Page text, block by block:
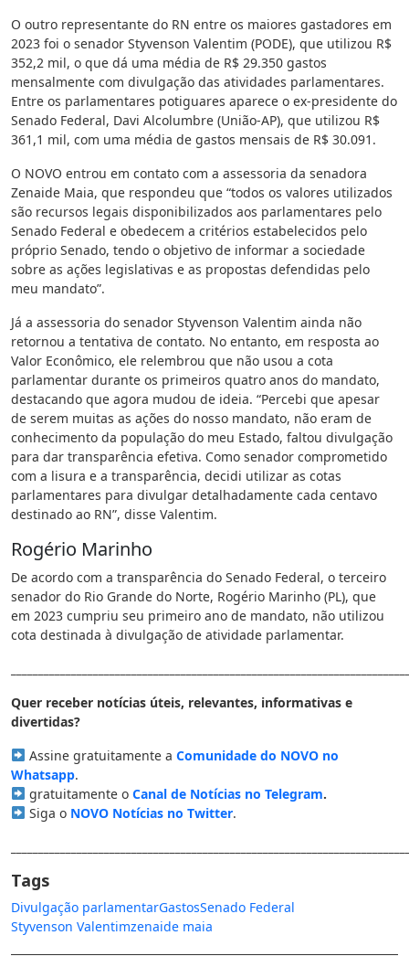
O outro representante do RN entre os maiores gastadores em
2023 foi o senador Styvenson Valentim (PODE), que utilizou R$
352,2 mil, o que dá uma média de R$ 29.350 gastos
mensalmente com divulgação das atividades parlamentares.
Entre os parlamentares potiguares aparece o ex-presidente do
Senado Federal, Davi Alcolumbre (União-AP), que utilizou R$
361,1 mil, com uma média de gastos mensais de R$ 30.091.
O NOVO entrou em contato com a assessoria da senadora
Zenaide Maia, que respondeu que “todos os valores utilizados
são recursos legais disponibilizados aos parlamentares pelo
Senado Federal e obedecem a critérios estabelecidos pelo
próprio Senado, tendo o objetivo de informar a sociedade
sobre as ações legislativas e as propostas defendidas pelo
meu mandato”.
Já a assessoria do senador Styvenson Valentim ainda não
retornou a tentativa de contato. No entanto, em resposta ao
Valor Econômico, ele relembrou que não usou a cota
parlamentar durante os primeiros quatro anos do mandato,
destacando que agora mudou de ideia. “Percebi que apesar
de serem muitas as ações do nosso mandato, não eram de
conhecimento da população do meu Estado, faltou divulgação
para dar transparência efetiva. Como senador comprometido
com a lisura e a transparência, decidi utilizar as cotas
parlamentares para divulgar detalhadamente cada centavo
destinado ao RN”, disse Valentim.
Rogério Marinho
De acordo com a transparência do Senado Federal, o terceiro
senador do Rio Grande do Norte, Rogério Marinho (PL), que
em 2023 cumpriu seu primeiro ano de mandato, não utilizou
cota destinada à divulgação de atividade parlamentar.
Quer receber notícias úteis, relevantes, informativas e
divertidas?
Assine gratuitamente a Comunidade do NOVO no
Whatsapp.
gratuitamente o Canal de Notícias no Telegram.
Siga o NOVO Notícias no Twitter.
Tags
Divulgação parlamentarGastosSenado Federal
Styvenson Valentimzenaide maia